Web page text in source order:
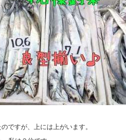
ですが、上には上がいます。